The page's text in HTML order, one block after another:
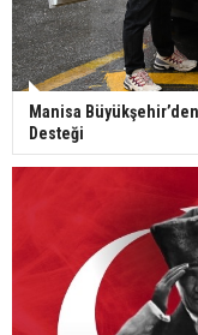
Manisa
Desteği